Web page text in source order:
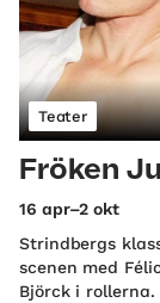
Teater
Fröken
16 apr–2 okt
Strindbergs
scenen med
Björck i rollerna.